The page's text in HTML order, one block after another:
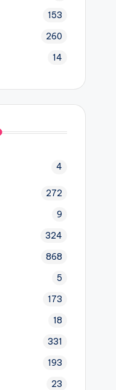
153
260
14
4
272
9
324
868
5
173
18
331
193
23